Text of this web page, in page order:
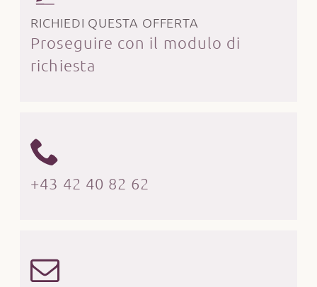
RICHIEDI QUESTA OFFERTA
Proseguire con il modulo di
richiesta
+43 42 40 82 62